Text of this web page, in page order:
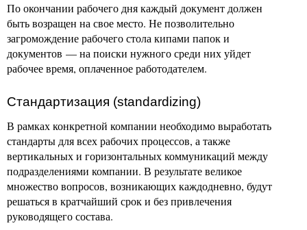
По окончании рабочего дня каждый документ должен
быть возращен на свое место. Не позволительно
загромождение рабочего стола кипами папок и
документов — на поиски нужного среди них уйдет
рабочее время, оплаченное работодателем.
Стандартизация (standardizing)
В рамках конкретной компании необходимо выработать
стандарты для всех рабочих процессов, а также
вертикальных и горизонтальных коммуникаций между
подразделениями компании. В результате великое
множество вопросов, возникающих каждодневно, будут
решаться в кратчайший срок и без привлечения
руководящего состава.